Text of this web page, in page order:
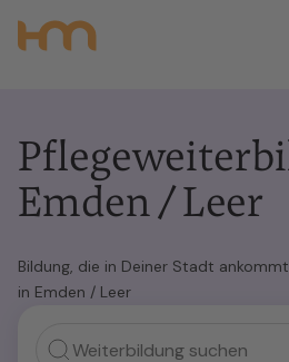
Emden / Leer
Bildung, die in Deiner Stadt
in Emden / Leer